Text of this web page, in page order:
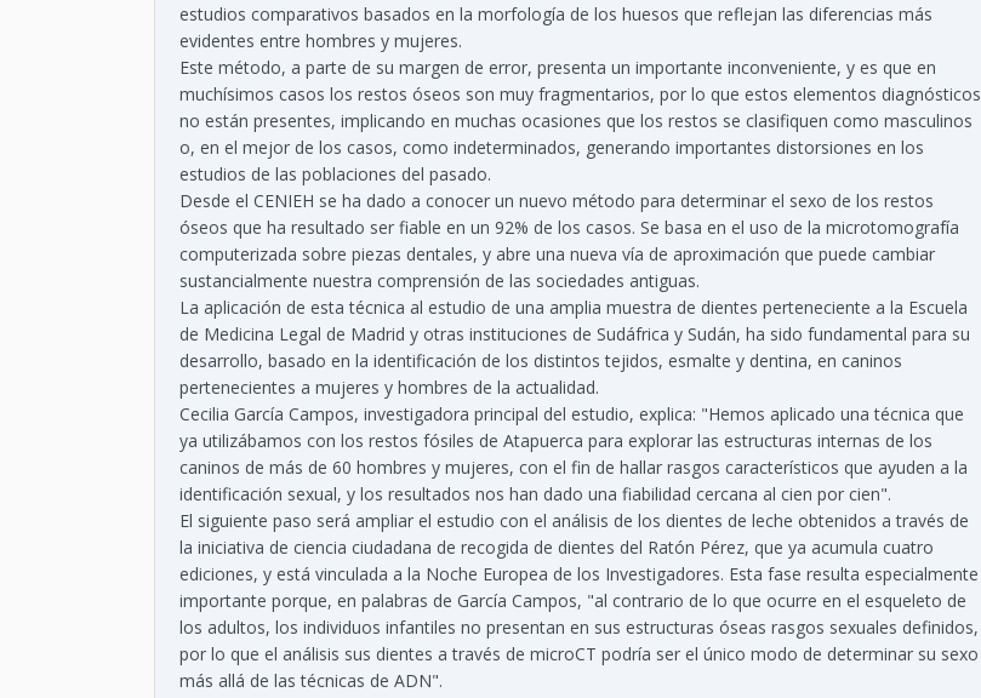
estudios comparativos basados en la morfología de los huesos que reflejan las diferencias más
evidentes entre hombres y mujeres.
Este método, a parte de su margen de error, presenta un importante inconveniente, y es que en
muchísimos casos los restos óseos son muy fragmentarios, por lo que estos elementos diagnósticos
no están presentes, implicando en muchas ocasiones que los restos se clasifiquen como masculinos
o, en el mejor de los casos, como indeterminados, generando importantes distorsiones en los
estudios de las poblaciones del pasado.
Desde el CENIEH se ha dado a conocer un nuevo método para determinar el sexo de los restos
óseos que ha resultado ser fiable en un 92% de los casos. Se basa en el uso de la microtomografía
computerizada sobre piezas dentales, y abre una nueva vía de aproximación que puede cambiar
sustancialmente nuestra comprensión de las sociedades antiguas.
La aplicación de esta técnica al estudio de una amplia muestra de dientes perteneciente a la Escuela
de Medicina Legal de Madrid y otras instituciones de Sudáfrica y Sudán, ha sido fundamental para su
desarrollo, basado en la identificación de los distintos tejidos, esmalte y dentina, en caninos
pertenecientes a mujeres y hombres de la actualidad.
Cecilia García Campos, investigadora principal del estudio, explica: "Hemos aplicado una técnica que
ya utilizábamos con los restos fósiles de Atapuerca para explorar las estructuras internas de los
caninos de más de 60 hombres y mujeres, con el fin de hallar rasgos característicos que ayuden a la
identificación sexual, y los resultados nos han dado una fiabilidad cercana al cien por cien".
El siguiente paso será ampliar el estudio con el análisis de los dientes de leche obtenidos a través de
la iniciativa de ciencia ciudadana de recogida de dientes del Ratón Pérez, que ya acumula cuatro
ediciones, y está vinculada a la Noche Europea de los Investigadores. Esta fase resulta especialmente
importante porque, en palabras de García Campos, "al contrario de lo que ocurre en el esqueleto de
los adultos, los individuos infantiles no presentan en sus estructuras óseas rasgos sexuales definidos,
por lo que el análisis sus dientes a través de microCT podría ser el único modo de determinar su sexo
más allá de las técnicas de ADN".